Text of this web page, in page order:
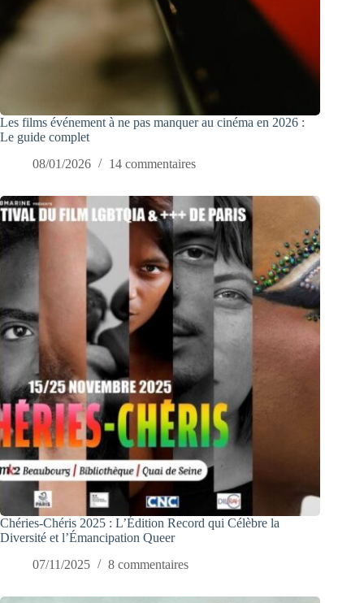
Les films événement à ne pas manquer au cinéma en 2026 :
Le guide complet
08/01/2026
14 commentaires
Chéries-Chéris 2025 : L’Édition Record qui Célèbre la
Diversité et l’Émancipation Queer
07/11/2025
8 commentaires